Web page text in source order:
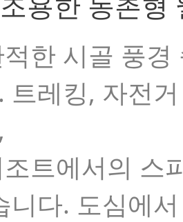
한 시골 풍
트레킹, 자전
트에서의 스
니다. 도심에